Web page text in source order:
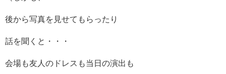
後から写真を見せてもらったり
話を聞くと・・・
会場も友人のドレスも当日の演出も